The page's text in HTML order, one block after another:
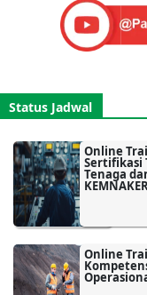
Status Jadwal
Online
Sertifikasi
Tenaga
Online